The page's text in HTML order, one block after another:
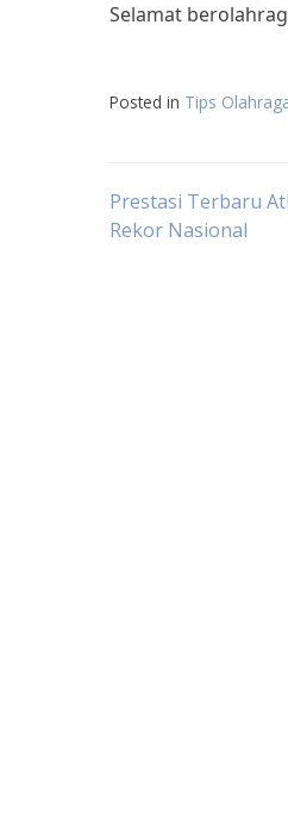
Selamat
Posted in Tips
Post
Prestasi Terbaru
Rekor Nasional